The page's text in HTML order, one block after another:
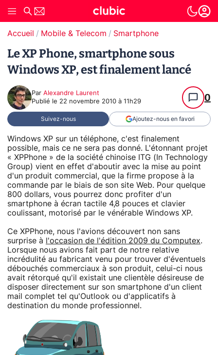
Accueil Mobile & Telecom Smartphone
Le XP Phone, smartphone sous
Windows XP, est finalement lancé
Par Alexandre Laurent
Publié le 22 novembre 2010 à 11h29 0
Suivez-nous Ajoutez-nous en favori
Windows XP sur un téléphone, c'est finalement
possible, mais ce ne sera pas donné. L'étonnant projet
« XPPhone » de la société chinoise ITG (In Technology
Group) vient en effet d'aboutir avec la mise au point
d'un produit commercial, que la firme propose à la
commande par le biais de son site Web. Pour quelque
800 dollars, vous pourrez donc profiter d'un
smartphone à écran tactile 4,8 pouces et clavier
coulissant, motorisé par le vénérable Windows XP.
Ce XPPhone, nous l'avions découvert non sans
surprise à
l'occasion de l'édition 2009 du Computex.
Lorsque nous avions fait part de notre relative
incrédulité au fabricant venu pour trouver d'éventuels
débouchés commerciaux à son produit, celui-ci nous
avait rétorqué qu'il existait une clientèle désireuse de
disposer directement sur son smartphone d'un client
mail complet tel qu'Outlook ou d'applicatifs à
destination du monde professionnel.